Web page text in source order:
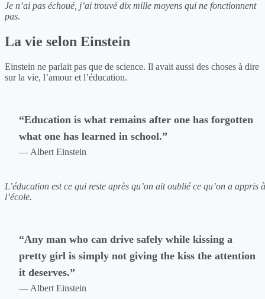
Je n’ai pas échoué, j’ai trouvé dix mille moyens qui ne fonctionnent
pas.
La vie selon Einstein
Einstein ne parlait pas que de science. Il avait aussi des choses à dire
sur la vie, l’amour et l’éducation.
“Education is what remains after one has forgotten
what one has learned in school.”
— Albert Einstein
L’éducation est ce qui reste après qu’on ait oublié ce qu’on a appris à
l’école.
“Any man who can drive safely while kissing a
pretty girl is simply not giving the kiss the attention
it deserves.”
— Albert Einstein